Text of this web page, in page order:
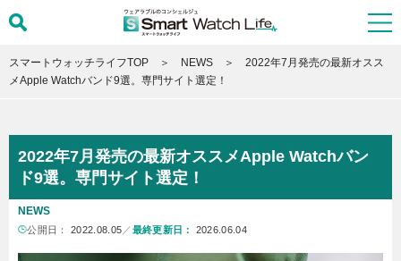
スマートウォッチライフTOP NEWS
2022年7月発売の最新オスス
メApple Watchバンド9選。専門サイト選定！
2022年7月発売の最新オススメApple Watchバン
ド9選。専門サイト選定！
NEWS
公開日： 2022.08.05 ／ 最終更新日： 2026.06.04